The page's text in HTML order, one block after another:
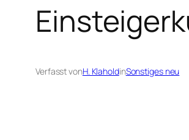
Verfasst vonH. KlaholdinSonstiges neu